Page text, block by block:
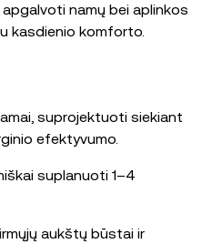
namų bei aplinkos
kasdienio komforto.
suprojektuoti siekiant
efektyvumo.
suplanuoti 1–4
aukštų būstai ir